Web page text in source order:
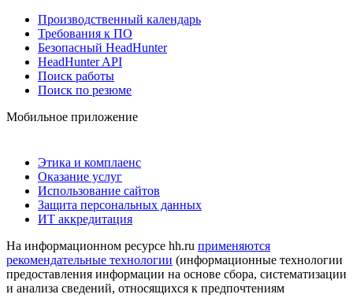
Производственный календарь
Требования к ПО
Безопасный HeadHunter
HeadHunter API
Поиск работы
Поиск по резюме
Мобильное приложение
Этика и комплаенс
Оказание услуг
Использование сайтов
Защита персональных данных
ИТ аккредитация
На информационном ресурсе hh.ru применяются
рекомендательные технологии (информационные технологии
предоставления информации на основе сбора, систематизации
и анализа сведений, относящихся к предпочтениям